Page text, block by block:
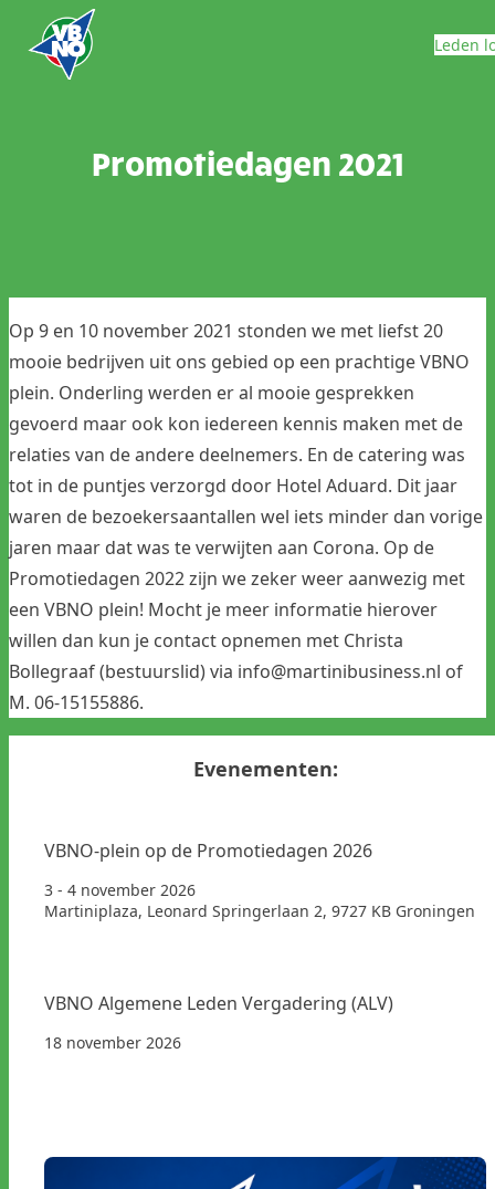
Skip to content
Leden
Promotiedagen 2021
Op 9 en 10 november 2021 stonden we met liefst 20
mooie bedrijven uit ons gebied op een prachtige VBNO
plein. Onderling werden er al mooie gesprekken
gevoerd maar ook kon iedereen kennis maken met de
relaties van de andere deelnemers. En de catering was
tot in de puntjes verzorgd door Hotel Aduard. Dit jaar
waren de bezoekersaantallen wel iets minder dan vorige
jaren maar dat was te verwijten aan Corona. Op de
Promotiedagen 2022 zijn we zeker weer aanwezig met
een VBNO plein! Mocht je meer informatie hierover
willen dan kun je contact opnemen met Christa
Bollegraaf (bestuurslid) via info@martinibusiness.nl of
M. 06-15155886.
Evenementen:
VBNO-plein op de Promotiedagen 2026
3 - 4 november 2026
Martiniplaza, Leonard Springerlaan 2, 9727 KB Groningen
VBNO Algemene Leden Vergadering (ALV)
18 november 2026